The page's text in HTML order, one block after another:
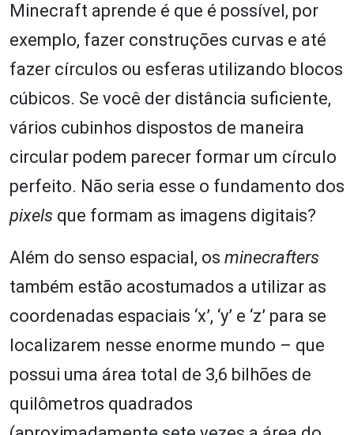
Minecraft aprende é que é possível, por
exemplo, fazer construções curvas e até
fazer círculos ou esferas utilizando blocos
cúbicos. Se você der distância suficiente,
vários cubinhos dispostos de maneira
circular podem parecer formar um círculo
perfeito. Não seria esse o fundamento dos
pixels que formam as imagens digitais?
Além do senso espacial, os minecrafters
também estão acostumados a utilizar as
coordenadas espaciais ‘x’, ‘y’ e ‘z’ para se
localizarem nesse enorme mundo – que
possui uma área total de 3,6 bilhões de
quilômetros quadrados